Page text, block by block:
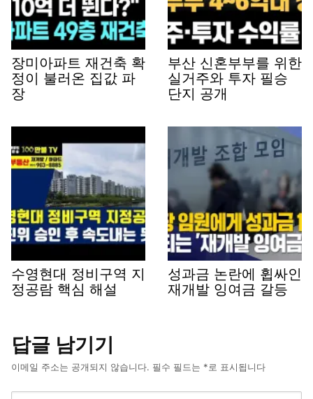
장미아파트 재건축 확
정이 불러온 집값 파
장
부산 신혼부부를 위한
실거주와 투자 필승
단지 공개
수영현대 정비구역 지
정공람 핵심 해설
성과금 논란에 휩싸인
재개발 잉여금 갈등
답글 남기기
이메일 주소는 공개되지 않습니다. 필수 필드는 *로 표시됩니다